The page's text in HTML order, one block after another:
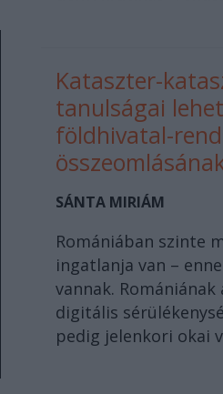
Kataszter-
tanulságai
földhivatal-
SÁNTA MIRIÁM
Romániában szinte
ingatlanja van –
vannak.
digitális
pedig jelenkori okai